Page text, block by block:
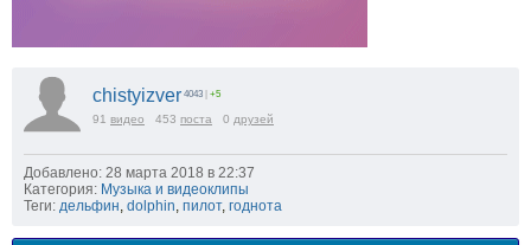
chistyizver 4043 | +5
91 видео 453 поста 0 друзей
Добавлено: 28 марта 2018 в 22:37
Категория: Музыка и видеоклипы
Теги: дельфин dolphin пилот, годнота